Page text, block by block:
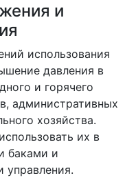
и
использования
давления в
и горячего
административных
хозяйства.
их в
баками и
управления.